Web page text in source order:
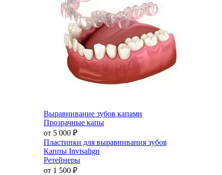
Выравнивание зубов капами
Прозрачные капы
от 5 000 ₽
Пластинки для выравнивания зубов
Каппы Invisalign
Ретейнеры
от 1 500 ₽